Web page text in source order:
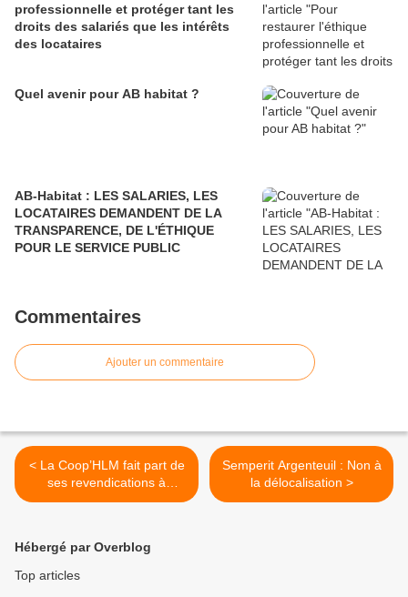
professionnelle et protéger tant les
droits des salariés que les intérêts
des locataires
Quel avenir pour AB habitat ?
AB-Habitat : LES SALARIES, LES
LOCATAIRES DEMANDENT DE LA
TRANSPARENCE, DE L'ÉTHIQUE
POUR LE SERVICE PUBLIC
Commentaires
Ajouter un commentaire
< La Coop’HLM fait part de
ses revendications à
Richard Ferrand
Semperit Argenteuil : Non à
la délocalisation >
Hébergé par Overblog
Top articles